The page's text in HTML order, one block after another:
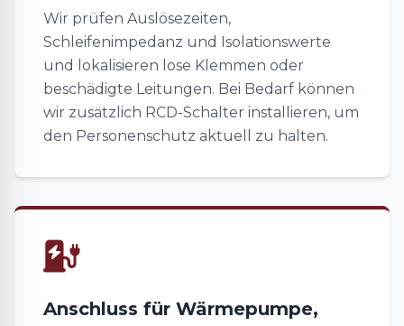
Wir prüfen Auslösezeiten,
Schleifenimpedanz und Isolationswerte
und lokalisieren lose Klemmen oder
beschädigte Leitungen. Bei Bedarf können
wir zusätzlich RCD-Schalter installieren, um
den Personenschutz aktuell zu halten.
Anschluss für Wärmepumpe,